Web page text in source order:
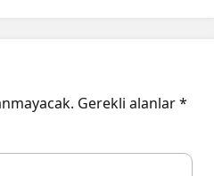
Gerekli alanlar*